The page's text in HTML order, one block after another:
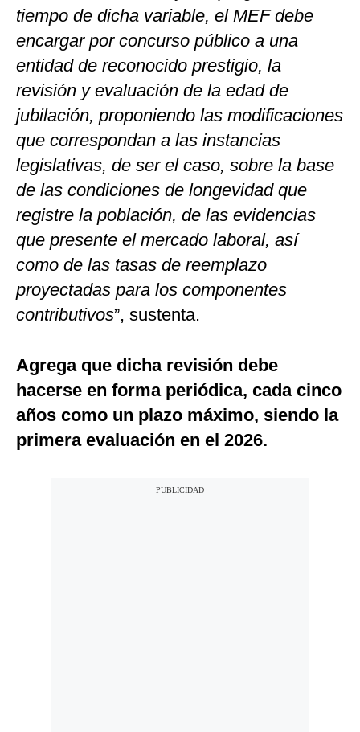
tiempo de dicha variable, el MEF debe
encargar por concurso público a una
entidad de reconocido prestigio, la
revisión y evaluación de la edad de
jubilación, proponiendo las modificaciones
que correspondan a las instancias
legislativas, de ser el caso, sobre la base
de las condiciones de longevidad que
registre la población, de las evidencias
que presente el mercado laboral, así
como de las tasas de reemplazo
proyectadas para los componentes
contributivos”, sustenta.
Agrega que dicha revisión debe
hacerse en forma periódica, cada cinco
años como un plazo máximo, siendo la
primera evaluación en el 2026.